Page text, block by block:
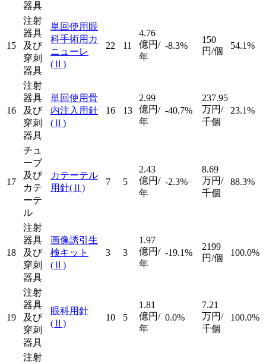
器具
15
注射
器具
及び
穿刺
器具
単回使用眼
科手術用カ
ニューレ
(Ⅱ)
22 11
4.76
億円/
年
-8.3%
150
円/個
54.1%
16
注射
器具
及び
穿刺
器具
単回使用骨
内注入用針
(Ⅱ)
16 13
2.99
億円/
年
-40.7%
237.95
万円/
千個
23.1%
17
チュ
ーブ
及び
カテ
ーテ
ル
カテーテル
用針(Ⅱ)
7 5
2.43
億円/
年
-2.3%
8.69
万円/
千個
88.3%
18
注射
器具
及び
穿刺
器具
画像誘引生
検キット
(Ⅱ)
3 3
1.97
億円/
年
-19.1%
2199
円/個
100.0%
19
注射
器具
及び
穿刺
器具
眼科用針
(Ⅱ)
10 5
1.81
億円/
年
0.0%
7.21
万円/
千個
100.0%
注射